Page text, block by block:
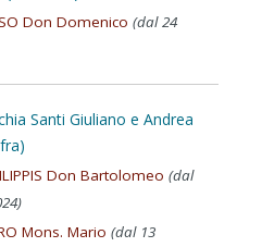
Don Domenico (dal 24
Santi Giuliano e Andrea
Don Bartolomeo (dal
Mons. Mario (dal 13